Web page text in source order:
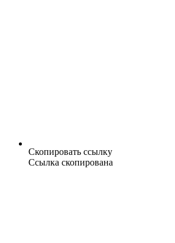
Скопировать ссылку
Ссылка скопирована